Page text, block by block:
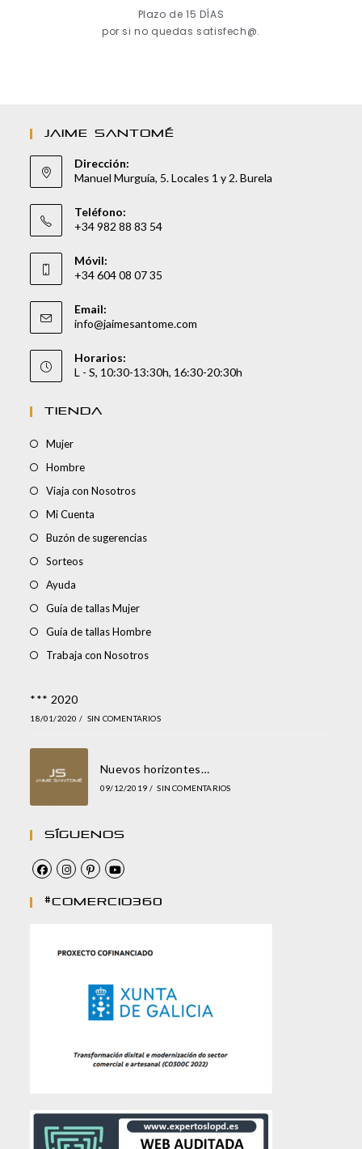
Plazo de 15 DÍAS
por si no quedas satisfech@.
JAIME SANTOMÉ
Dirección:
Manuel Murguía, 5. Locales 1 y 2. Burela
Teléfono:
+34 982 88 83 54
Móvil:
+34 604 08 07 35
Email:
info@jaimesantome.com
Horarios:
L - S, 10:30-13:30h, 16:30-20:30h
TIENDA
Mujer
Hombre
Viaja con Nosotros
Mi Cuenta
Buzón de sugerencias
Sorteos
Ayuda
Guía de tallas Mujer
Guía de tallas Hombre
Trabaja con Nosotros
*** 2020
18/01/2020 / SIN COMENTARIOS
Nuevos horizontes…
09/12/2019 / SIN COMENTARIOS
Síguenos
#comercio360